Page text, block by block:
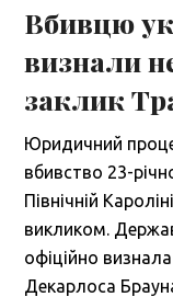
Вбивцю
визнали
заклик
Юридичний
вбивство 23-
Північній
викликом.
офіційно
Декарлоса